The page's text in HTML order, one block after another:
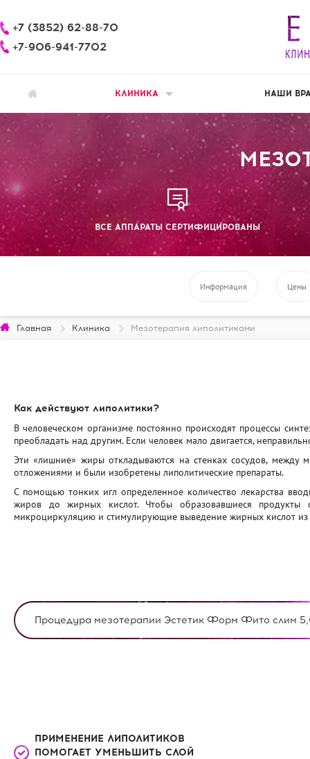
+7 (3852) 62-88-70
+7-906-941-7702
КЛИНИКА НАШИ
ВСЕ АППАРАТЫ СЕРТИФИЦИРОВАНЫ
Информация Цены
Главная Клиника Мезотерапия липолитиками
Как действуют липолитики?
В человеческом организме постоянно происходят процессы
преобладать над другим. Если человек мало двигается,
Эти «лишние» жиры откладываются на стенках сосудов,
отложениями и были изобретены липолитические препараты.
С помощью тонких игл определенное количество лекарства
жиров до жирных кислот. Чтобы образовавшиеся продукты
микроциркуляцию и стимулирующие выведение жирных кислот
Процедура мезотерапии Эстетик Форм Фито слим
ПРИМЕНЕНИЕ ЛИПОЛИТИКОВ
ПОМОГАЕТ УМЕНЬШИТЬ СЛОЙ